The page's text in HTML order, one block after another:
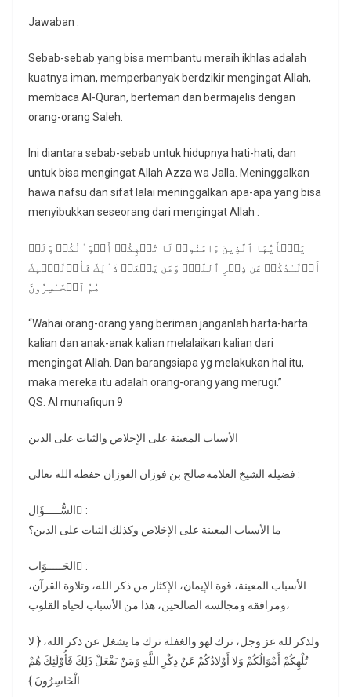
Jawaban :
Sebab-sebab yang bisa membantu meraih ikhlas adalah
kuatnya iman, memperbanyak berdzikir mengingat Allah,
membaca Al-Quran, berteman dan bermajelis dengan
orang-orang Saleh.
Ini diantara sebab-sebab untuk hidupnya hati-hati, dan
untuk bisa mengingat Allah Azza wa Jalla. Meninggalkan
hawa nafsu dan sifat lalai meninggalkan apa-apa yang bisa
menyibukkan seseorang dari mengingat Allah :
یَـٰۤأَیُّهَا ٱلَّذِینَ ءَامَنُوا۟ لَا تُلۡهِكُمۡ أَمۡوَ ٰ⁠لُكُمۡ وَلَاۤ
أَوۡلَـٰدُكُمۡ عَن ذِكۡرِ ٱللَّهِۚ وَمَن یَفۡعَلۡ ذَ ٰ⁠لِكَ فَأُو۟لَـٰۤىِٕكَ
هُمُ ٱلۡخَـٰسِرُونَ
“Wahai orang-orang yang beriman janganlah harta-harta
kalian dan anak-anak kalian melalaikan kalian dari
mengingat Allah. Dan barangsiapa yg melakukan hal itu,
maka mereka itu adalah orang-orang yang merugi.”
QS. Al munafiqun 9
الأسباب المعينة على الإخلاص والثبات على الدين
فضيلة الشيخ العلامةصالح بن فوزان الفوزان حفظه الله تعالى :
السُّـــــؤَال ُ:
ما الأسباب المعينة على الإخلاص وكذلك الثبات على الدين؟
الجَـــــوَاب ُ:
الأسباب المعينة، قوة الإيمان، الإكثار من ذكر الله، وتلاوة القرآن،
ومرافقة ومجالسة الصالحين، هذا من الأسباب لحياة القلوب،
ولذكر لله عز وجل، ترك لهو والغفلة ترك ما يشغل عن ذكر الله، { لا
تُلْهِكُمْ أَمْوَالُكُمْ وَلا أَوْلادُكُمْ عَنْ ذِكْرِ اللَّهِ وَمَنْ يَفْعَلْ ذَلِكَ فَأُوْلَئِكَ هُمْ
الْخَاسِرُونَ }